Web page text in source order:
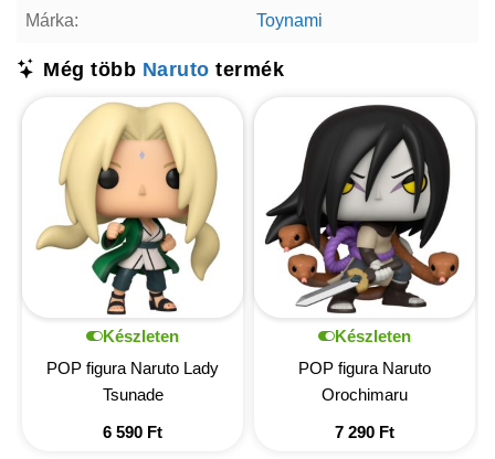
Márka: Toynami
Még több Naruto termék
Készleten
POP figura Naruto Lady
Tsunade
6 590 Ft
Készleten
POP figura Naruto
Orochimaru
7 290 Ft